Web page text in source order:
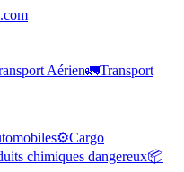
Aérien🚛Transport
⚙️Cargo
chimiques dangereux📦